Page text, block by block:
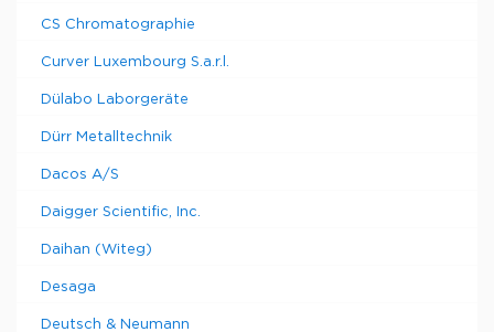
CS Chromatographie
Curver Luxembourg S.a.r.l.
Dülabo Laborgeräte
Dürr Metalltechnik
Dacos A/S
Daigger Scientific, Inc.
Daihan (Witeg)
Desaga
Deutsch & Neumann